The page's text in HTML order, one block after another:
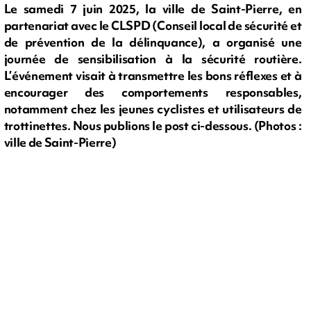
Le samedi 7 juin 2025, la ville de Saint-Pierre, en
partenariat avec le CLSPD (Conseil local de sécurité et
de prévention de la délinquance), a organisé une
journée de sensibilisation à la sécurité routière.
L’événement visait à transmettre les bons réflexes et à
encourager des comportements responsables,
notamment chez les jeunes cyclistes et utilisateurs de
trottinettes. Nous publions le post ci-dessous. (Photos :
ville de Saint-Pierre)